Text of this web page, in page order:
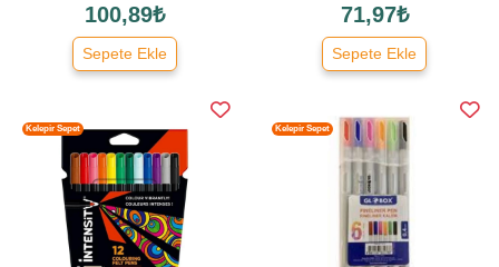
100,89₺
Sepete Ekle
71,97₺
Sepete Ekle
Kelepir Sepet Kelepir Sepet